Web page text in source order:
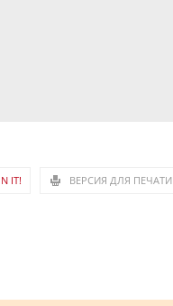
IT! ВЕРСИЯ ДЛЯ ПЕЧАТИ